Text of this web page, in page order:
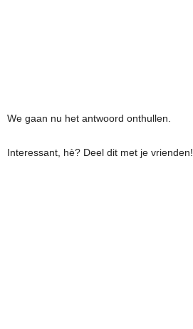
We gaan nu het antwoord onthullen.
Interessant, hè? Deel dit met je vrienden!